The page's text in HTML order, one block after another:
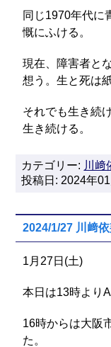
同じ1970年代に
慨にふける。
現在、障害者と
想う。生と死は
それでも生き続
生き続ける。
カテゴリー: 川﨑
投稿日: 2024年
2024/1/27 川﨑
1月27日(土)
本日は13時より
16時からは大阪
た。